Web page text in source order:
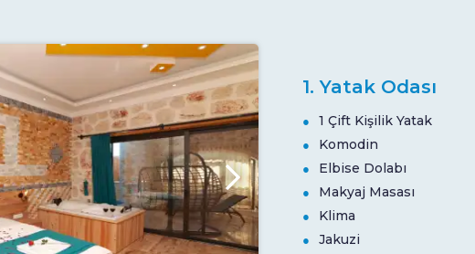
1. Yatak Odası
1 Çift Kişilik Yatak
Komodin
Elbise Dolabı
Makyaj Masası
Klima
Jakuzi